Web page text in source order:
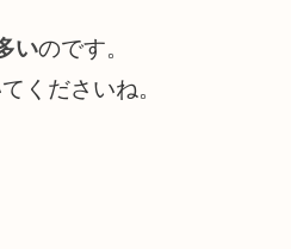
いのです。
くださいね。